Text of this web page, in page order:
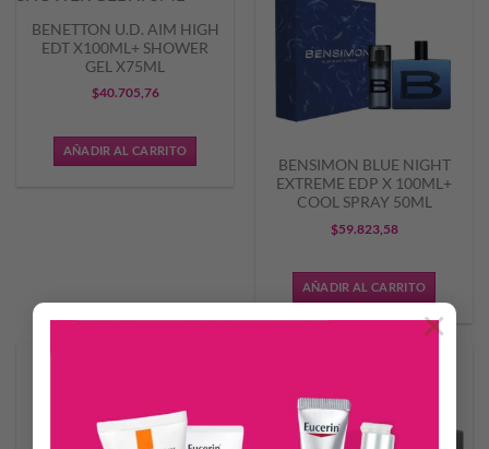
×
BENETTON U.D. AIM HIGH
EDT X100ML+ SHOWER
GEL X75ML
$40.705,76
AÑADIR AL CARRITO
BENSIMON BLUE NIGHT
EXTREME EDP X 100ML+
COOL SPRAY 50ML
$59.823,58
AÑADIR AL CARRITO